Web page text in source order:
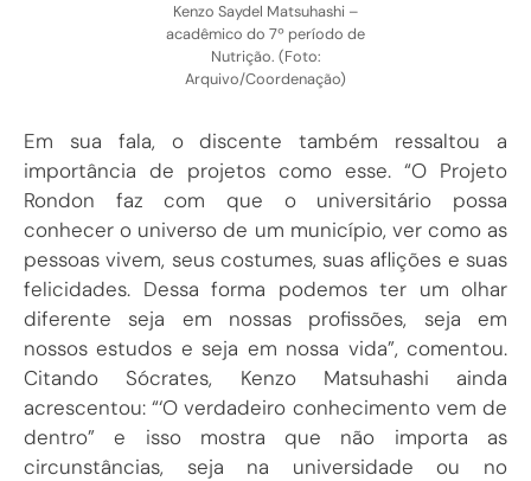
Kenzo Saydel Matsuhashi –
acadêmico do 7º período de
Nutrição. (Foto:
Arquivo/Coordenação)
Em sua fala, o discente também ressaltou a
importância de projetos como esse. “O Projeto
Rondon faz com que o universitário possa
conhecer o universo de um município, ver como as
pessoas vivem, seus costumes, suas aflições e suas
felicidades. Dessa forma podemos ter um olhar
diferente seja em nossas profissões, seja em
nossos estudos e seja em nossa vida”, comentou.
Citando Sócrates, Kenzo Matsuhashi ainda
acrescentou: “‘O verdadeiro conhecimento vem de
dentro” e isso mostra que não importa as
circunstâncias, seja na universidade ou no